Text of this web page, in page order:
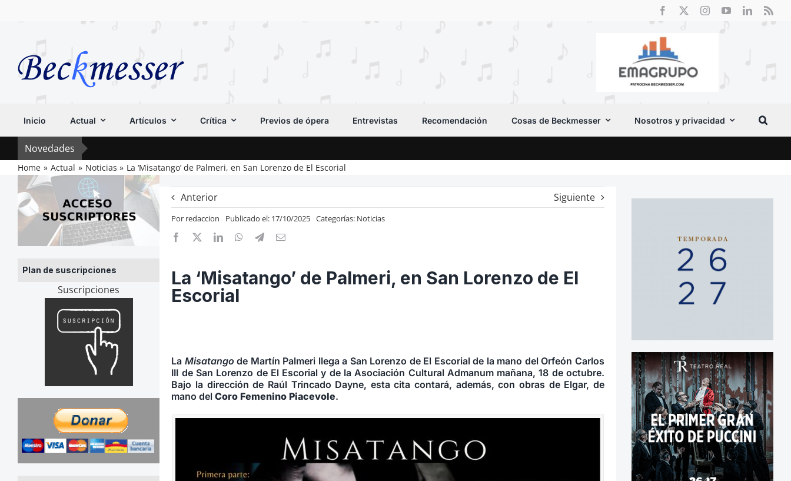
Inicio Actual Artículos Crítica Previos de ópera Entrevistas Recomendación Cosas de Beckmesser Nosotros y privacidad
Novedades
Home Actual Noticias La ‘Misatango’ de Palmeri, en San Lorenzo de El Escorial
Plan de suscripciones
Suscripciones
Anterior Siguiente
Por redaccion Publicado el: 17/10/2025 Categorías: Noticias
La ‘Misatango’ de Palmeri, en San Lorenzo de El
Escorial
La Misatango de Martín Palmeri llega a San Lorenzo de El Escorial de la mano del Orfeón Carlos
III de San Lorenzo de El Escorial y de la Asociación Cultural Admanum mañana, 18 de octubre.
Bajo la dirección de Raúl Trincado Dayne, esta cita contará, además, con obras de Elgar, de
mano delCoro Femenino Piacevole.